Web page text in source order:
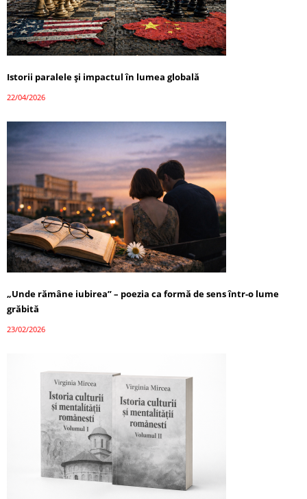
Istorii paralele și impactul în lumea globală
22/04/2026
„Unde rămâne iubirea” – poezia ca formă de sens într-o lume
grăbită
23/02/2026